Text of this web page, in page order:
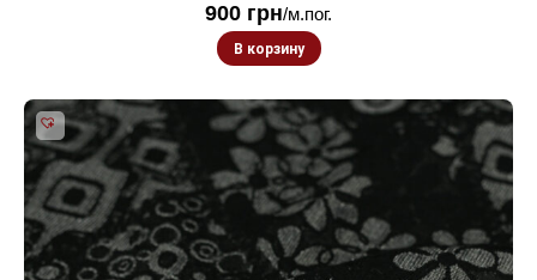
900 грн/м.пог.
В корзину